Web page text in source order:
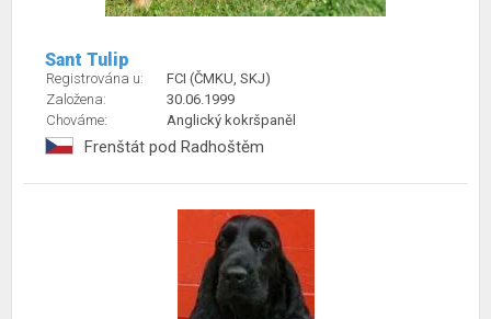
Sant Tulip
Registrována u:
FCI (ČMKU, SKJ)
Založena:
30.06.1999
Chováme:
Anglický kokršpaněl
Frenštát pod Radhoštěm